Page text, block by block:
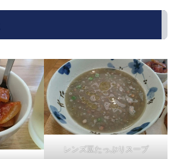
レンズ豆たっぷりスープ